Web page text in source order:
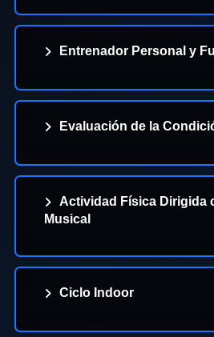
Entrenador Personal y
Evaluación de la
Actividad Física Dirigida
Musical
Ciclo Indoor